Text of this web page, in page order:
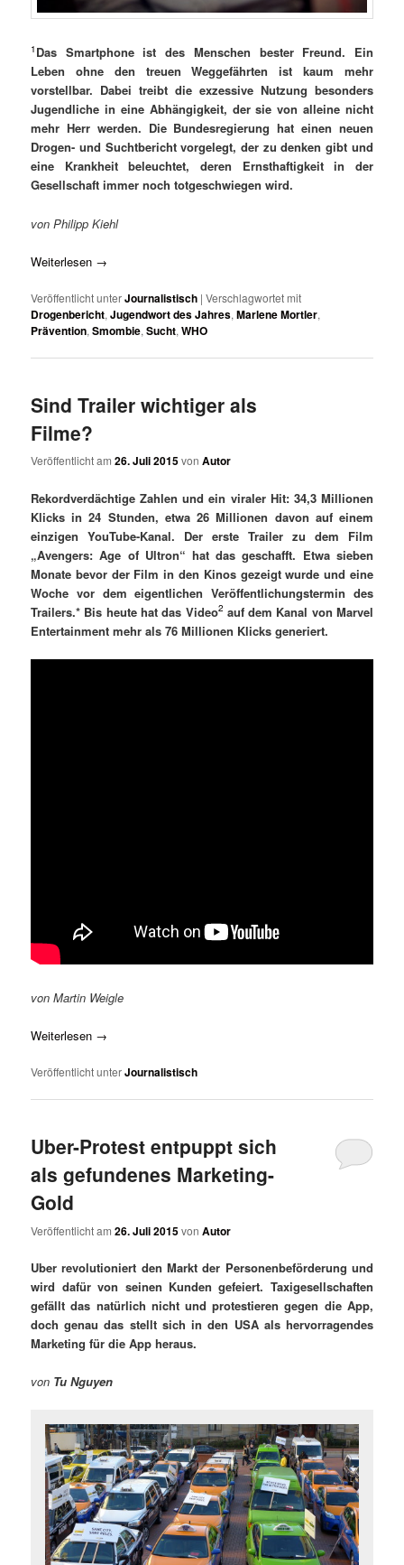
1 Das Smartphone ist des Menschen bester Freund. Ein
Leben ohne den treuen Weggefährten ist kaum mehr
vorstellbar. Dabei treibt die exzessive Nutzung besonders
Jugendliche in eine Abhängigkeit, der sie von alleine nicht
mehr Herr werden. Die Bundesregierung hat einen neuen
Drogen- und Suchtbericht vorgelegt, der zu denken gibt und
eine Krankheit beleuchtet, deren Ernsthaftigkeit in der
Gesellschaft immer noch totgeschwiegen wird.
von Philipp Kiehl
Weiterlesen →
Veröffentlicht unterJournalistisch |Verschlagwortet mit
Drogenbericht,Jugendwort des Jahres,Marlene Mortler,
Prävention,Smombie,Sucht,WHO
Sind Trailer wichtiger als
Filme?
Veröffentlicht am26. Juli 2015vonAutor
Rekordverdächtige Zahlen und ein viraler Hit: 34,3 Millionen
Klicks in 24 Stunden, etwa 26 Millionen davon auf einem
einzigen YouTube-Kanal. Der erste Trailer zu dem Film
„Avengers: Age of Ultron“ hat das geschafft. Etwa sieben
Monate bevor der Film in den Kinos gezeigt wurde und eine
Woche vor dem eigentlichen Veröffentlichungstermin des
Trailers.* Bis heute hat das Video2 auf dem Kanal von Marvel
Entertainment mehr als 76 Millionen Klicks generiert.
von Martin Weigle
Weiterlesen →
Veröffentlicht unterJournalistisch
Uber-Protest entpuppt sich
als gefundenes Marketing-
Gold
Veröffentlicht am26. Juli 2015vonAutor
Uber revolutioniert den Markt der Personenbeförderung und
wird dafür von seinen Kunden gefeiert. Taxigesellschaften
gefällt das natürlich nicht und protestieren gegen die App,
doch genau das stellt sich in den USA als hervorragendes
Marketing für die App heraus.
von Tu Nguyen